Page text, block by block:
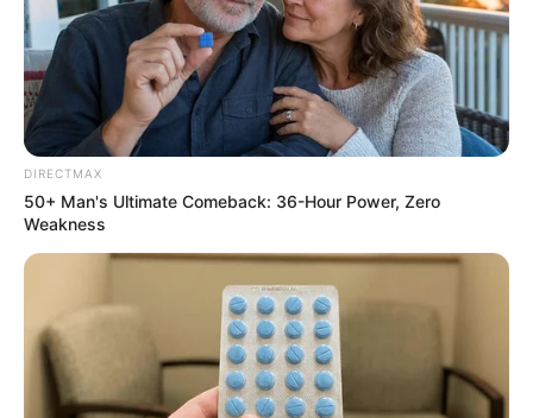
DIRECTMAX
50+ Man's Ultimate Comeback: 36-Hour Power, Zero
Weakness